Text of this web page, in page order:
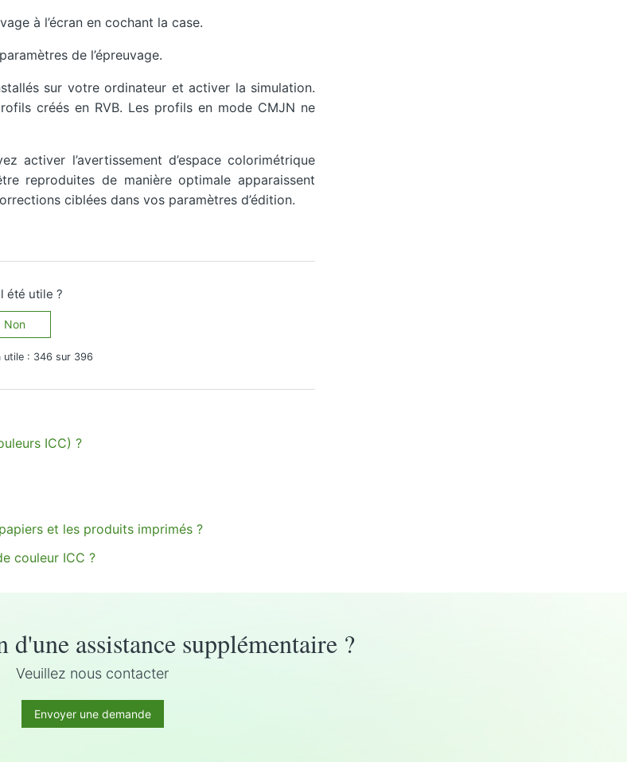
à l’écran en cochant la case.
de l’épreuvage.
sur votre ordinateur et activer la simulation.
créés en RVB. Les profils en mode CMJN ne
activer l’avertissement d’espace colorimétrique
reproduites de manière optimale apparaissent
ciblées dans vos paramètres d’édition.
été utile ?
Non
utile : 346 sur 396
ICC) ?
et les produits imprimés ?
couleur ICC ?
d'une assistance supplémentaire ?
Veuillez nous contacter
Envoyer une demande